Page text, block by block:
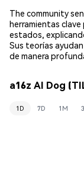
The community
herramientas
estados,
Sus teorías
de manera
a16z AI Dog
1D 7D 1M